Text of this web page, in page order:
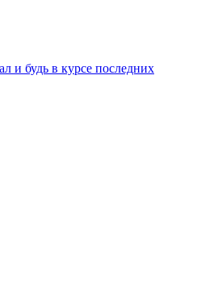
и будь в курсе последних